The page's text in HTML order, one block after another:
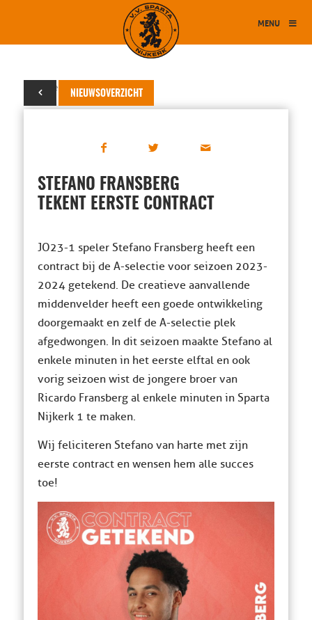
MENU
NIEUWSOVERZICHT
12 december 2022
STEFANO FRANSBERG
TEKENT EERSTE CONTRACT
JO23-1 speler Stefano Fransberg heeft een
contract bij de A-selectie voor seizoen 2023-
2024 getekend. De creatieve aanvallende
middenvelder heeft een goede ontwikkeling
doorgemaakt en zelf de A-selectie plek
afgedwongen. In dit seizoen maakte Stefano al
enkele minuten in het eerste elftal en ook
vorig seizoen wist de jongere broer van
Ricardo Fransberg al enkele minuten in Sparta
Nijkerk 1 te maken.
Wij feliciteren Stefano van harte met zijn
eerste contract en wensen hem alle succes
toe!